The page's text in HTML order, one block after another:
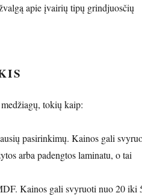
apie įvairių tipų grindjuosčių
tokių kaip:
pasirinkimų. Kainos gali
arba padengtos laminatu, o tai
Kainos gali svyruoti nuo 20 iki